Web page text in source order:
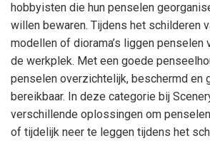
hobbyisten die hun penselen
willen bewaren. Tijdens het schilderen
modellen of diorama’s liggen penselen
de werkplek. Met een goede
penselen overzichtelijk, beschermd en
bereikbaar. In deze categorie bij
verschillende oplossingen om
of tijdelijk neer te leggen tijdens het